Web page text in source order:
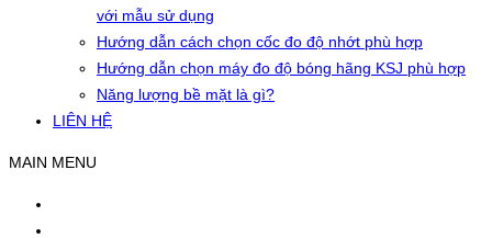
với mẫu sử dụng
Hướng dẫn cách chọn cốc đo độ nhớt phù hợp
Hướng dẫn chọn máy đo độ bóng hãng KSJ phù hợp
Năng lượng bề mặt là gì?
LIÊN HỆ
MAIN MENU